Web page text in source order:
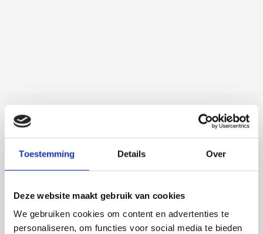
Toestemming Details Over
Deze website maakt gebruik van cookies
We gebruiken cookies om content en advertenties te
personaliseren, om functies voor social media te bieden
Martijn de Roij
Auxin Response Factor Proteolysis
Wageningen University
Open Ebook